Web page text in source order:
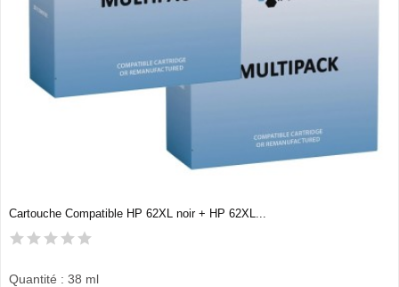
Cartouche Compatible HP 62XL noir + HP 62XL...
Quantité : 38 ml